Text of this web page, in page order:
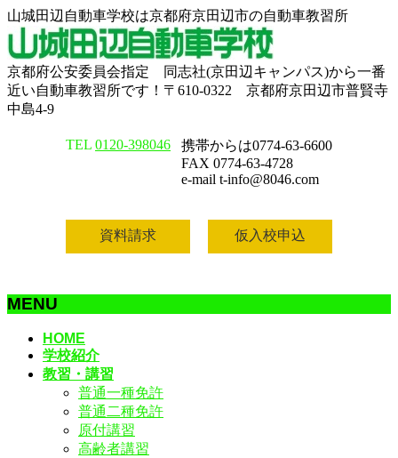
山城田辺自動車学校は京都府京田辺市の自動車教習所
京都府公安委員会指定 同志社(京田辺キャンパス)から一番
近い自動車教習所です！〒610-0322 京都府京田辺市普賢寺
中島4-9
TEL 0120-398046
携帯からは0774-63-6600
FAX 0774-63-4728
e-mail t-info@8046.com
資料請求 仮入校申込
MENU
HOME
学校紹介
教習・講習
普通一種免許
普通二種免許
原付講習
高齢者講習